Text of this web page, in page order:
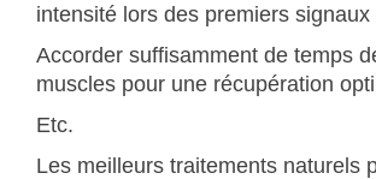
intensité lors des premiers signaux
Accorder suffisamment de temps
muscles pour une récupération
Etc.
Les meilleurs traitements naturels